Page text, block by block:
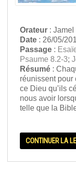
Orateur : Jamel
Date : 26/05/
Passage :
Psaume 8.2-3;
Résumé :
réunissent pour
ce Dieu qu’ils
nous avoir
telle que la
CONTINUER LA